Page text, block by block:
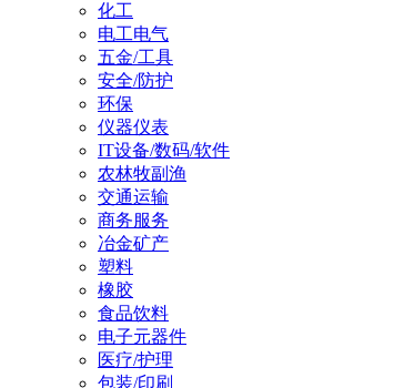
化工
电工电气
五金/工具
安全/防护
环保
仪器仪表
IT设备/数码/软件
农林牧副渔
交通运输
商务服务
冶金矿产
塑料
橡胶
食品饮料
电子元器件
医疗/护理
包装/印刷